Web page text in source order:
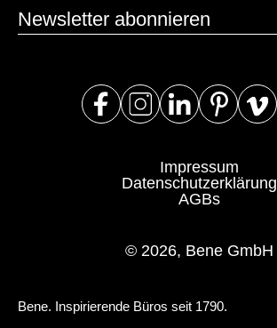
Newsletter abonnieren
© 2026, Bene GmbH
Impressum
Datenschutzerklärung
AGBs
Bene. Inspirierende Büros seit 1790.